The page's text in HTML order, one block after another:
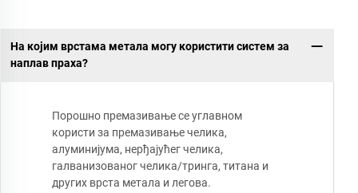
На којим врстама метала могу користити систем за
наплав праха?
Порошно премазивање се углавном
користи за премазивање челика,
алуминијума, нерђајућег челика,
галванизованог челика/тринга, титана и
других врста метала и легова.